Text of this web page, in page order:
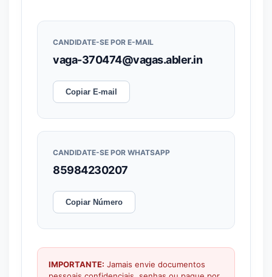
CANDIDATE-SE POR E-MAIL
vaga-370474@vagas.abler.in
Copiar E-mail
CANDIDATE-SE POR WHATSAPP
85984230207
Copiar Número
IMPORTANTE: Jamais envie documentos